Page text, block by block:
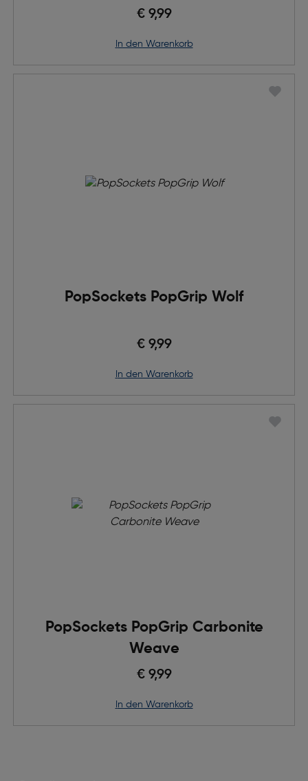
€ 9,99
in den Warenkorb
PopSockets PopGrip Wolf
€ 9,99
in den Warenkorb
PopSockets PopGrip Carbonite
Weave
€ 9,99
in den Warenkorb